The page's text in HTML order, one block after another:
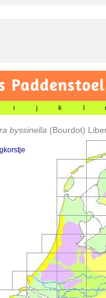
i j k l
byssinella (Bourdot)